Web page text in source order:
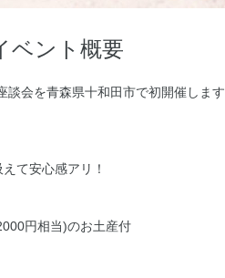
ベント概要
会を青森県十和田市で初開催します.
て安心感アリ！
円相当)のお土産付